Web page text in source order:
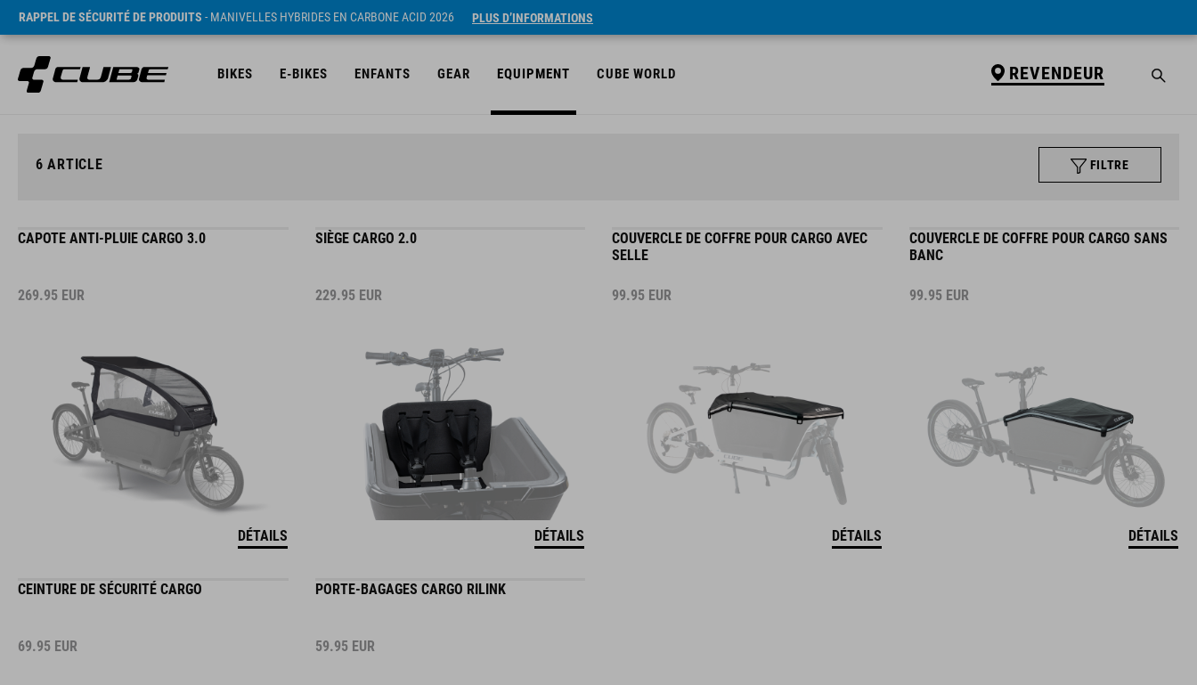
RAPPEL DE SÉCURITÉ DE PRODUITS - MANIVELLES HYBRIDES EN CARBONE ACID 2026 PLUS D’INFORMATIONS
BIKES E-BIKES ENFANTS GEAR EQUIPMENT CUBE WORLD REVENDEUR
6 ARTICLE FILTRE
CAPOTE ANTI-PLUIE CARGO 3.0
269.95 EUR
DÉTAILS
SIÈGE CARGO 2.0
229.95 EUR
DÉTAILS
COUVERCLE DE COFFRE POUR CARGO AVEC
SELLE
99.95 EUR
DÉTAILS
COUVERCLE DE COFFRE POUR CARGO SANS
BANC
99.95 EUR
DÉTAILS
CEINTURE DE SÉCURITÉ CARGO
69.95 EUR
PORTE-BAGAGES CARGO RILINK
59.95 EUR